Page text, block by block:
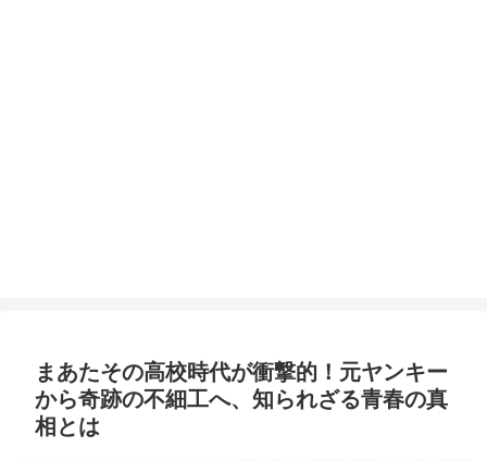
まあたその高校時代が衝撃的！元ヤンキー
から奇跡の不細工へ、知られざる青春の真
相とは